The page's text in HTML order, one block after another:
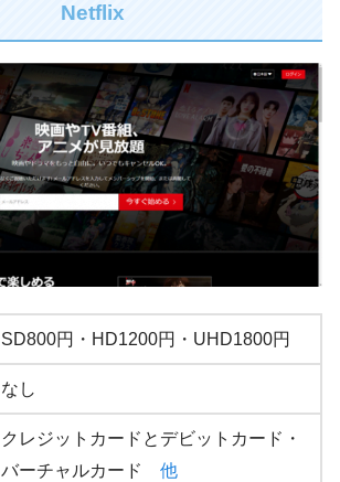
Netflix
SD800円・HD1200円・UHD1800円
なし
クレジットカードとデビットカード・
バーチャルカード 他